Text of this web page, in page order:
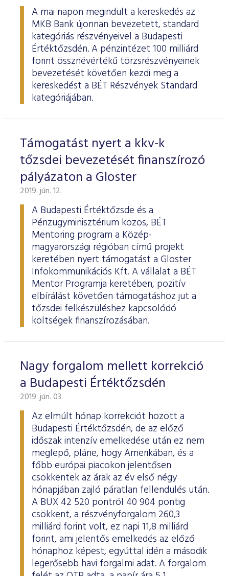
A mai napon megindult a kereskedés az
MKB Bank újonnan bevezetett, standard
kategóriás részvényeivel a Budapesti
Értéktőzsdén. A pénzintézet 100 milliárd
forint össznévértékű törzsrészvényeinek
bevezetését követően kezdi meg a
kereskedést a BÉT Részvények Standard
kategóriájában.
Támogatást nyert a kkv-k
tőzsdei bevezetését finanszírozó
pályázaton a Gloster
2019. jún. 12.
A Budapesti Értéktőzsde és a
Pénzügyminisztérium közös, BÉT
Mentoring program a Közép-
magyarországi régióban című projekt
keretében nyert támogatást a Gloster
Infokommunikációs Kft. A vállalat a BÉT
Mentor Programja keretében, pozitív
elbírálást követően támogatáshoz jut a
tőzsdei felkészüléshez kapcsolódó
költségek finanszírozásában.
Nagy forgalom mellett korrekció
a Budapesti Értéktőzsdén
2019. jún. 03.
Az elmúlt hónap korrekciót hozott a
Budapesti Értéktőzsdén, de az előző
időszak intenzív emelkedése után ez nem
meglepő, pláne, hogy Amerikában, és a
főbb európai piacokon jelentősen
csökkentek az árak az év első négy
hónapjában zajló páratlan fellendülés után.
A BUX 42 520 pontról 40 904 pontig
csökkent, a részvényforgalom 260,3
milliárd forint volt, ez napi 11,8 milliárd
forint, ami jelentős emelkedés az előző
hónaphoz képest, egyúttal idén a második
legerősebb havi forgalmi adat. A forgalom